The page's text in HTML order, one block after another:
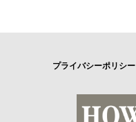
プライバシーポリシー